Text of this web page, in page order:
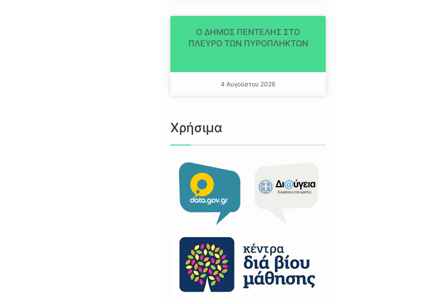
Ο ΔΗΜΟΣ ΠΕΝΤΕΛΗΣ ΣΤΟ
ΠΛΕΥΡΟ ΤΩΝ ΠΥΡΟΠΛΗΚΤΩΝ
4 Αυγούστου 2026
Χρήσιμα